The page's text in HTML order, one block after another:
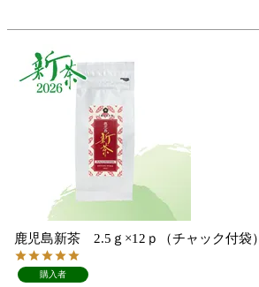
鹿児島新茶 2.5ｇ×12ｐ（チャック付袋）
購入者